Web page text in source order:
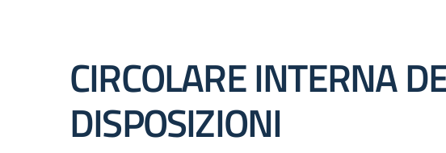
CIRCOLARE INTERNA
DISPOSIZIONI